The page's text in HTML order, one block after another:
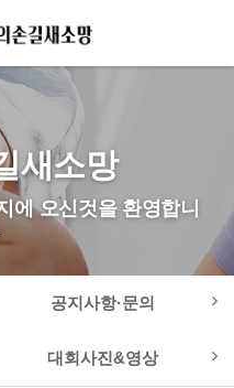
새소망
에 오신것을 환영합니
공지사항·문의
대회사진&영상